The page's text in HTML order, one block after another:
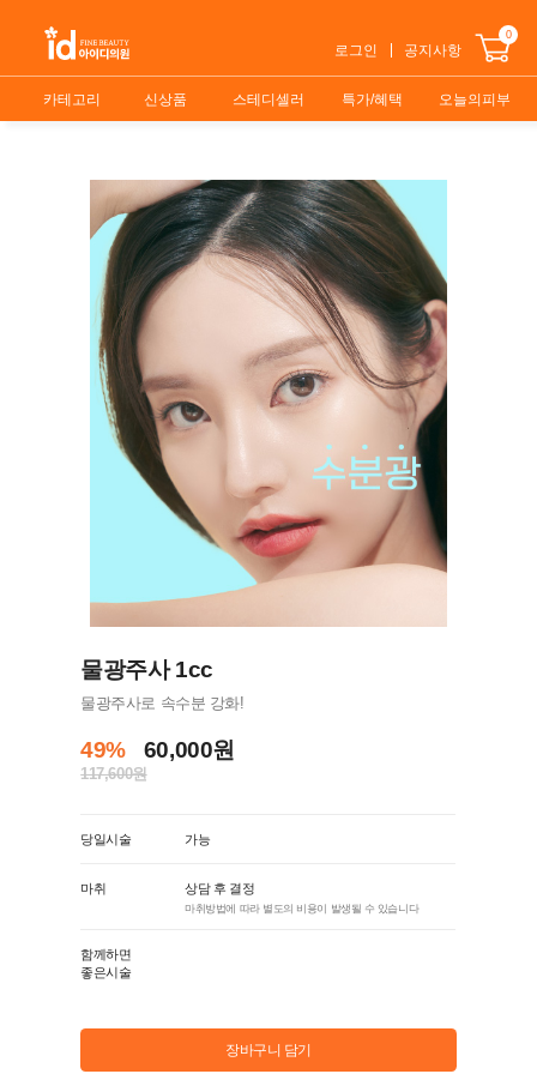
로그인 공지사항
카테고리 신상품 스테디셀러 특가/혜택 오늘의피부
0
물광주사 1cc
물광주사로 속수분 강화!
49% 60,000원
117,600원
당일시술 가능
마취 상담 후 결정
마취방법에 따라 별도의 비용이 발생될 수 있습니다
함께하면
좋은시술
장바구니 담기